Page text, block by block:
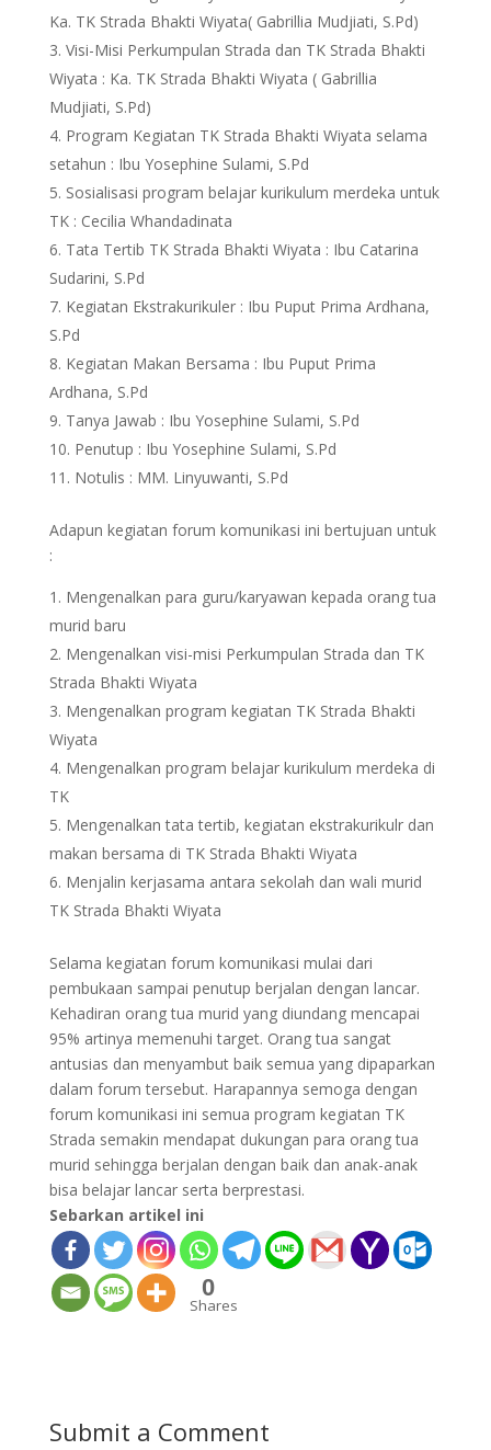
Ka. TK Strada Bhakti Wiyata( Gabrillia Mudjiati, S.Pd)
Visi-Misi Perkumpulan Strada dan TK Strada Bhakti
Wiyata : Ka. TK Strada Bhakti Wiyata ( Gabrillia
Mudjiati, S.Pd)
Program Kegiatan TK Strada Bhakti Wiyata selama
setahun : Ibu Yosephine Sulami, S.Pd
Sosialisasi program belajar kurikulum merdeka untuk
TK : Cecilia Whandadinata
Tata Tertib TK Strada Bhakti Wiyata : Ibu Catarina
Sudarini, S.Pd
Kegiatan Ekstrakurikuler : Ibu Puput Prima Ardhana,
S.Pd
Kegiatan Makan Bersama : Ibu Puput Prima
Ardhana, S.Pd
Tanya Jawab : Ibu Yosephine Sulami, S.Pd
Penutup : Ibu Yosephine Sulami, S.Pd
Notulis : MM. Linyuwanti, S.Pd
Adapun kegiatan forum komunikasi ini bertujuan untuk
:
Mengenalkan para guru/karyawan kepada orang tua
murid baru
Mengenalkan visi-misi Perkumpulan Strada dan TK
Strada Bhakti Wiyata
Mengenalkan program kegiatan TK Strada Bhakti
Wiyata
Mengenalkan program belajar kurikulum merdeka di
TK
Mengenalkan tata tertib, kegiatan ekstrakurikulr dan
makan bersama di TK Strada Bhakti Wiyata
Menjalin kerjasama antara sekolah dan wali murid
TK Strada Bhakti Wiyata
Selama kegiatan forum komunikasi mulai dari
pembukaan sampai penutup berjalan dengan lancar.
Kehadiran orang tua murid yang diundang mencapai
95% artinya memenuhi target. Orang tua sangat
antusias dan menyambut baik semua yang dipaparkan
dalam forum tersebut. Harapannya semoga dengan
forum komunikasi ini semua program kegiatan TK
Strada semakin mendapat dukungan para orang tua
murid sehingga berjalan dengan baik dan anak-anak
bisa belajar lancar serta berprestasi.
Sebarkan artikel ini
0
Shares
Submit a Comment